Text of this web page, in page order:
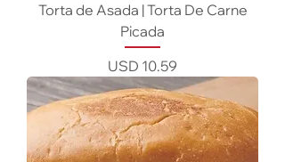
Torta de Asada | Torta De Carne
Picada
Precio
USD 10.59